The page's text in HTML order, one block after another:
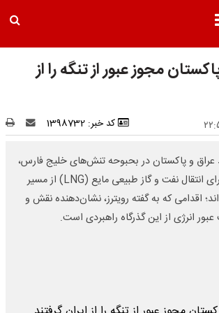
مجوز عبور از تنگه را از
کد خبر: 1398732
عراق و پاکستان در بحبوحه تنش‌های خلیج فارس،
توافق‌هایی با ایران برای انتقال نفت و گاز طبیعی مایع (LNG) از مسیر
اقدامی که به گفته رویترز، نشان‌دهنده نقش و
انرژی از این گذرگاه راهبردی است.